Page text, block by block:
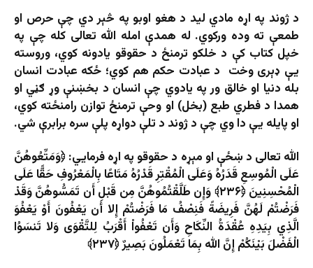
د ژوند په اړه مادي لید د هغو اوبو په څېر دي چې حرص او
طمعې ته وده ورکوي. له همدې امله الله تعالی کله چې په
خپل کتاب کې د خلکو ترمنځ د حقوقو یادونه کوي، وروسته
یې ډېری وخت د عبادت حکم هم کوي؛ ځکه عبادت انسان
بله دنیا او خالق ور په یادوي چې انسان د بخښنې وړ ګڼي او
همدا د فطري طبع (بخل) او وحې ترمنځ توازن رامنځته کوي،
او پایله یې دا وي چې د ژوند د تلې دواړه پلې سره برابرې شي.
الله تعالی د ښځې او مېړه د حقوقو په اړه فرمایي: ﴿وَمَتِّعُوهُنَّ
عَلَى الْمُوسِعِ قَدَرُهُ وَعَلَى الْمُقْتِرِ قَدْرُهُ مَتَاعًا بِالْمَعْرُوفِ حَقًّا عَلَى
الْمُحْسِنِينَ ﴿۲۳۶﴾ وَإِن طَلَّقْتُمُوهُنَّ مِن قَبْلِ أَن تَمَسُّوهُنَّ وَقَدْ
فَرَضْتُمْ لَهُنَّ فَرِيضَةً فَنِصْفُ مَا فَرَضْتُمْ إِلا أَن يَعْفُونَ أَوْ يَعْفُوَ
الَّذِي بِيَدِهِ عُقْدَةُ النِّكَاحِ وَأَن تَعْفُواْ أَقْرَبُ لِلتَّقْوَى وَلا تَنسَوُا
الْفَضْلَ بَيْنَكُمْ إِنَّ الله بِمَا تَعْمَلُونَ بَصِيرٌ ﴿۲۳۷﴾